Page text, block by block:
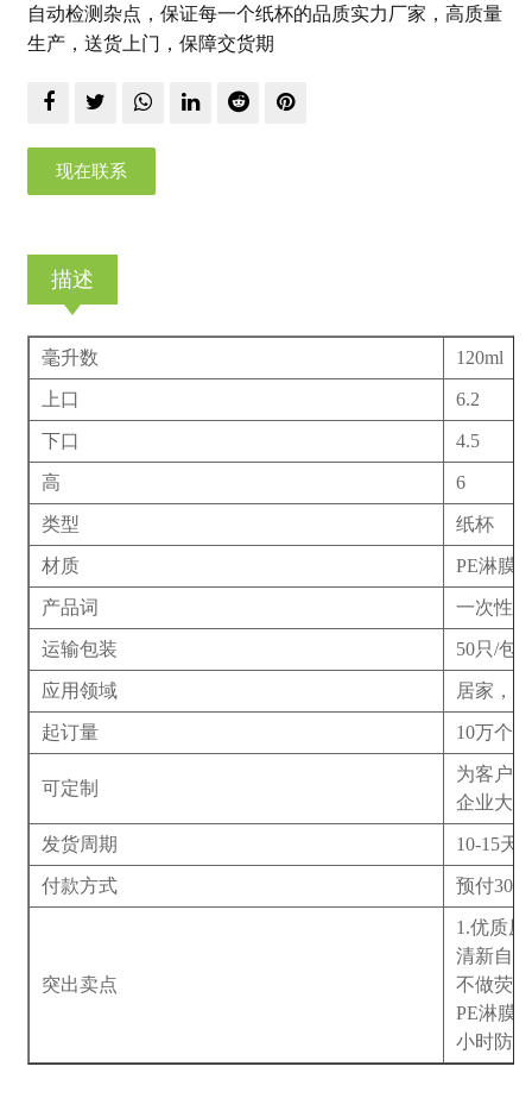
自动检测杂点，保证每一个纸杯的品质实力厂家，高质量
生产，送货上门，保障交货期
现在联系
描述
毫升数 120ml
上口 6.2
下口 4.5
高 6
类型 纸杯
材质 PE淋膜
产品词 一次性
运输包装 50只/包
应用领域 居家，
起订量 10万个
可定制
为客户
企业大气
发货周期 10-15天
付款方式 预付
突出卖点
1.优质
清新自
不做荧
PE淋膜
小时防